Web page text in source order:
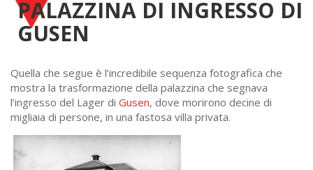
PALAZZINA DI INGRESSO DI
GUSEN
Quella che segue è l’incredibile sequenza fotografica che
mostra la trasformazione della palazzina che segnava
l’ingresso del Lager di Gusen, dove morirono decine di
migliaia di persone, in una fastosa villa privata.